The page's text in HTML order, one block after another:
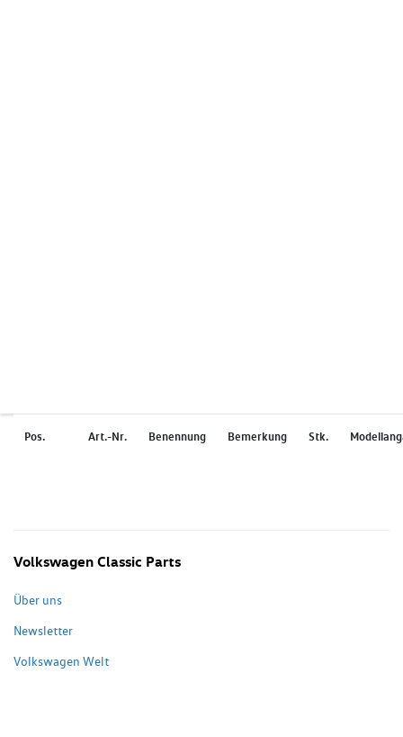
Pos. Art.-Nr. Benennung Bemerkung Stk.
Volkswagen Classic Parts
Über uns
Newsletter
Volkswagen Welt